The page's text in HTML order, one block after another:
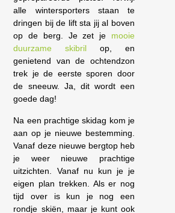
alle wintersporters staan te
dringen bij de lift sta jij al boven
op de berg. Je zet je mooie
duurzame skibril op, en
genietend van de ochtendzon
trek je de eerste sporen door
de sneeuw. Ja, dit wordt een
goede dag!
Na een prachtige skidag kom je
aan op je nieuwe bestemming.
Vanaf deze nieuwe bergtop heb
je weer nieuwe prachtige
uitzichten. Vanaf nu kun je je
eigen plan trekken. Als er nog
tijd over is kun je nog een
rondje skiën, maar je kunt ook